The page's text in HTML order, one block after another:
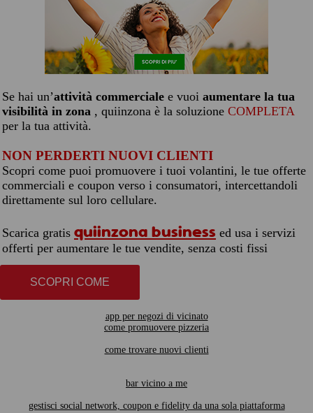
Se hai un’attività commerciale e vuoi aumentare la tua
visibilità in zona , quiinzona è la soluzione COMPLETA
per la tua attività.
NON PERDERTI NUOVI CLIENTI
Scopri come puoi promuovere i tuoi volantini, le tue offerte
commerciali e coupon verso i consumatori, intercettandoli
direttamente sul loro cellulare.
Scarica gratis quiinzona business ed usa i servizi
offerti per aumentare le tue vendite, senza costi fissi
SCOPRI COME
app per negozi di vicinato
come promuovere pizzeria
come trovare nuovi clienti
bar vicino a me
gestisci social network, coupon e fidelity da una sola piattaforma